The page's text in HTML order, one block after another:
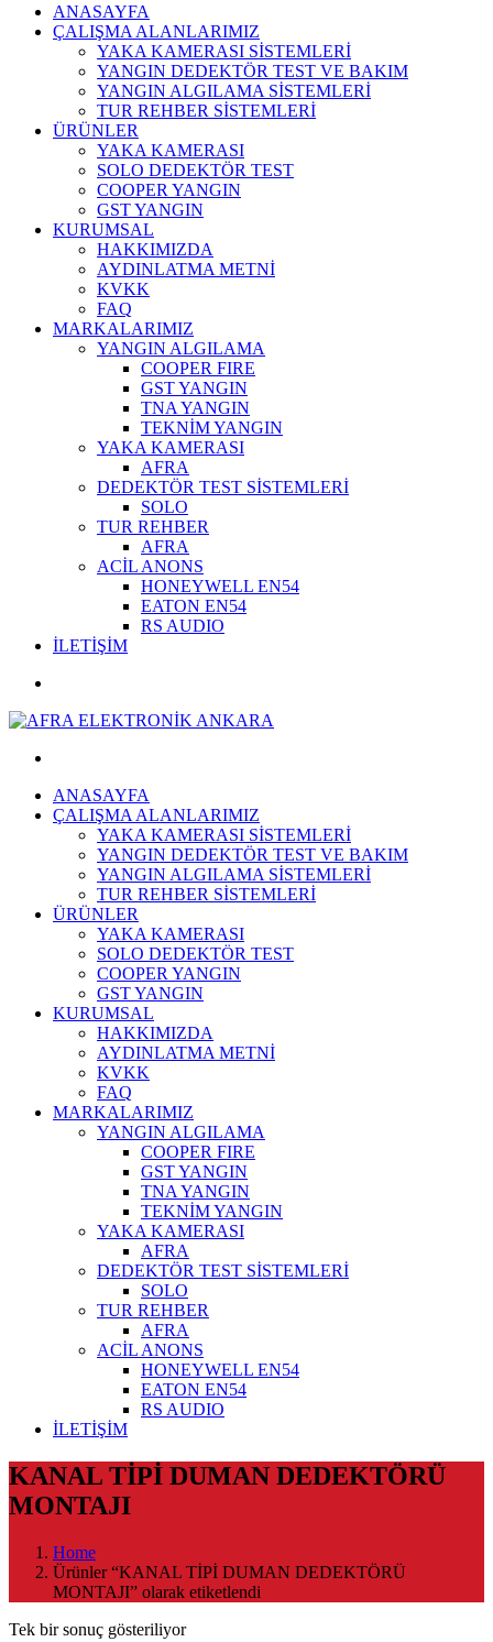
ANASAYFA
ÇALIŞMA ALANLARIMIZ
YAKA KAMERASI SİSTEMLERİ
YANGIN DEDEKTÖR TEST VE BAKIM
YANGIN ALGILAMA SİSTEMLERİ
TUR REHBER SİSTEMLERİ
ÜRÜNLER
YAKA KAMERASI
SOLO DEDEKTÖR TEST
COOPER YANGIN
GST YANGIN
KURUMSAL
HAKKIMIZDA
AYDINLATMA METNİ
KVKK
FAQ
MARKALARIMIZ
YANGIN ALGILAMA
COOPER FIRE
GST YANGIN
TNA YANGIN
TEKNİM YANGIN
YAKA KAMERASI
AFRA
DEDEKTÖR TEST SİSTEMLERİ
SOLO
TUR REHBER
AFRA
ACİL ANONS
HONEYWELL EN54
EATON EN54
RS AUDIO
İLETİŞİM
ANASAYFA
ÇALIŞMA ALANLARIMIZ
YAKA KAMERASI SİSTEMLERİ
YANGIN DEDEKTÖR TEST VE BAKIM
YANGIN ALGILAMA SİSTEMLERİ
TUR REHBER SİSTEMLERİ
ÜRÜNLER
YAKA KAMERASI
SOLO DEDEKTÖR TEST
COOPER YANGIN
GST YANGIN
KURUMSAL
HAKKIMIZDA
AYDINLATMA METNİ
KVKK
FAQ
MARKALARIMIZ
YANGIN ALGILAMA
COOPER FIRE
GST YANGIN
TNA YANGIN
TEKNİM YANGIN
YAKA KAMERASI
AFRA
DEDEKTÖR TEST SİSTEMLERİ
SOLO
TUR REHBER
AFRA
ACİL ANONS
HONEYWELL EN54
EATON EN54
RS AUDIO
İLETİŞİM
KANAL TİPİ DUMAN DEDEKTÖRÜ
MONTAJI
Home
Ürünler “KANAL TİPİ DUMAN DEDEKTÖRÜ
MONTAJI” olarak etiketlendi
Tek bir sonuç gösteriliyor